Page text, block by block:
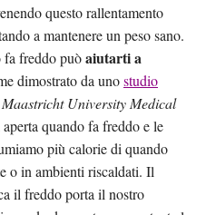
questo rallentamento
a mantenere un peso sano.
fa freddo puòaiutarti a
dimostratoda unostudio
Maastricht University Medical
quando fa freddo e le
più calorie di quando
o in ambienti riscaldati. Il
il freddo porta il nostro